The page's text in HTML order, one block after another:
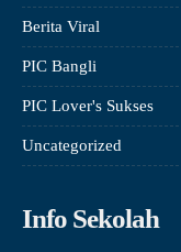
Berita Viral
PIC Bangli
PIC Lover's Sukses
Uncategorized
Info Sekolah